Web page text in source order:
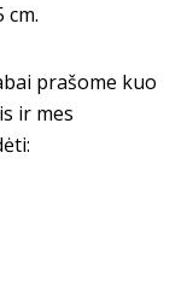
cm.
prašome kuo
ir mes